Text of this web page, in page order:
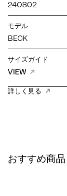
240802
モデル
BECK
サイズガイド
VIEW
詳しく見る
おすすめ商品